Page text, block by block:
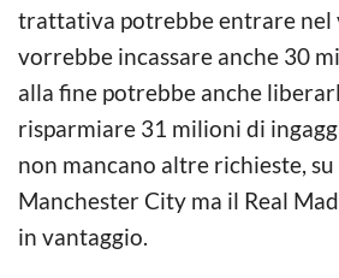
trattativa potrebbe entrare nel
vorrebbe incassare anche 30
alla fine potrebbe anche
risparmiare 31 milioni di
non mancano altre richieste,
Manchester City ma il Real
in vantaggio.